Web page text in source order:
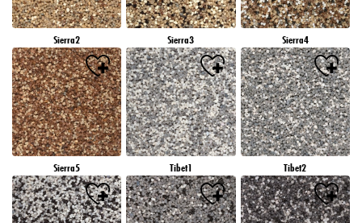
Sierra2 Sierra3 Sierra4
Sierra5 Tibet1 Tibet2